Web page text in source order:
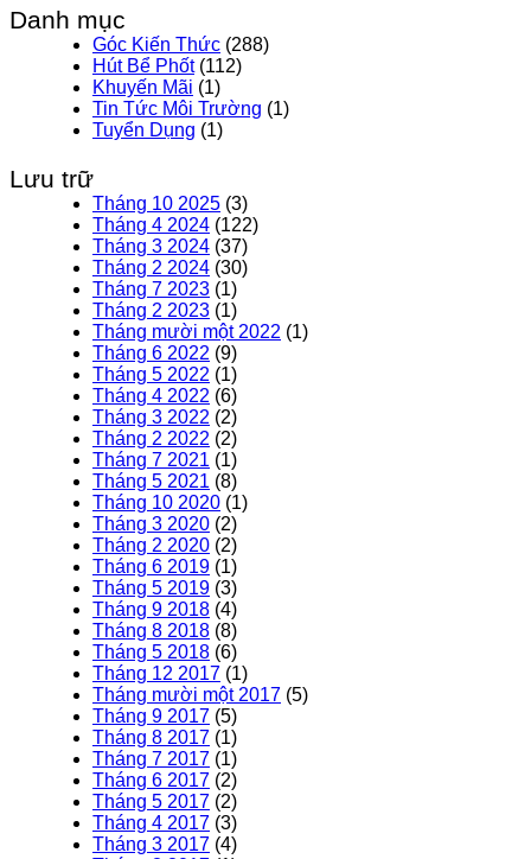
Danh mục
Góc Kiến Thức (288)
Hút Bể Phốt(112)
Khuyến Mãi (1)
Tin Tức Môi Trường (1)
Tuyển Dụng (1)
Lưu trữ
Tháng 10 2025 (3)
Tháng 4 2024 (122)
Tháng 3 2024 (37)
Tháng 2 2024 (30)
Tháng 7 2023 (1)
Tháng 2 2023 (1)
Tháng mười một 2022 (1)
Tháng 6 2022 (9)
Tháng 5 2022 (1)
Tháng 4 2022 (6)
Tháng 3 2022 (2)
Tháng 2 2022 (2)
Tháng 7 2021 (1)
Tháng 5 2021 (8)
Tháng 10 2020 (1)
Tháng 3 2020 (2)
Tháng 2 2020 (2)
Tháng 6 2019 (1)
Tháng 5 2019 (3)
Tháng 9 2018 (4)
Tháng 8 2018 (8)
Tháng 5 2018 (6)
Tháng 12 2017 (1)
Tháng mười một 2017 (5)
Tháng 9 2017 (5)
Tháng 8 2017 (1)
Tháng 7 2017 (1)
Tháng 6 2017 (2)
Tháng 5 2017 (2)
Tháng 4 2017 (3)
Tháng 3 2017 (4)